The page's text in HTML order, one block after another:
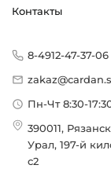
Контакты
8-4912-47-37-06
Пн-Чт 8:30-
390011,
Урал, 197-й
с2